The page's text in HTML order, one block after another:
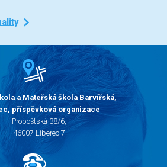
a Mateřská škola Barvířská,
příspěvková organizace
Proboštská 38/6,
46007 Liberec 7